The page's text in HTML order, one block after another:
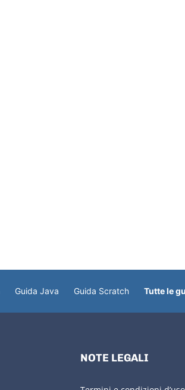
Guida Java Guida Scratch Tutte le
NOTE LEGALI